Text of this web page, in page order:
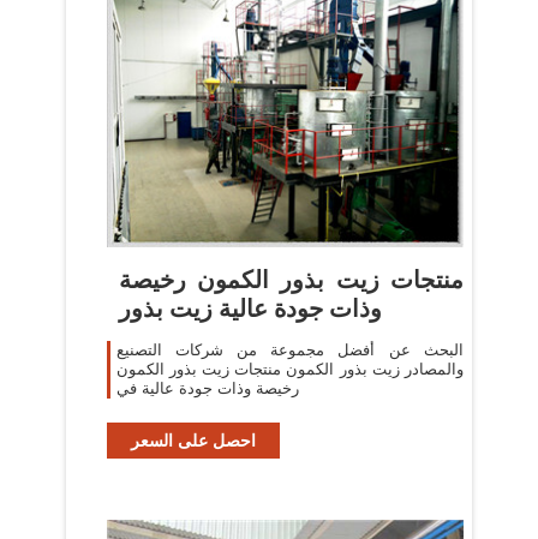
منتجات زيت بذور الكمون رخيصة
وذات جودة عالية زيت بذور
البحث عن أفضل مجموعة من شركات التصنيع
والمصادر زيت بذور الكمون منتجات زيت بذور الكمون
رخيصة وذات جودة عالية في
احصل على السعر